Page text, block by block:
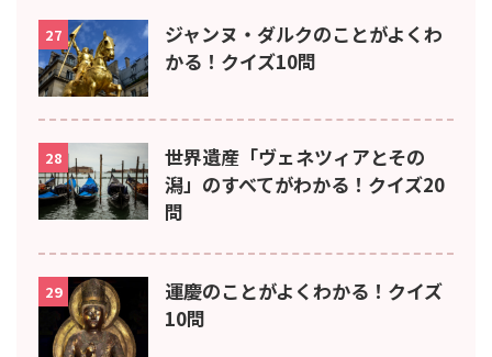
27
ジャンヌ・ダルクのことがよくわ
かる！クイズ10問
28
世界遺産「ヴェネツィアとその
潟」のすべてがわかる！クイズ20
問
29
運慶のことがよくわかる！クイズ
10問